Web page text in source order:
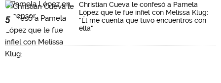
5
Christian Cueva le confesó a Pamela
López que le fue infiel con Melissa Klug:
"Él me cuenta que tuvo encuentros con
ella"